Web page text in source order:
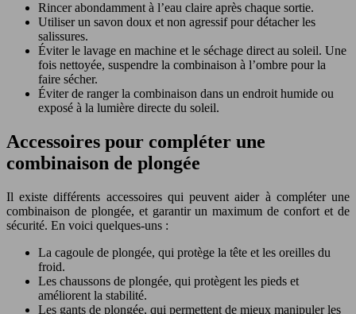
Rincer abondamment à l’eau claire après chaque sortie.
Utiliser un savon doux et non agressif pour détacher les
salissures.
Éviter le lavage en machine et le séchage direct au soleil. Une
fois nettoyée, suspendre la combinaison à l’ombre pour la
faire sécher.
Éviter de ranger la combinaison dans un endroit humide ou
exposé à la lumière directe du soleil.
Accessoires pour compléter une
combinaison de plongée
Il existe différents accessoires qui peuvent aider à compléter une
combinaison de plongée, et garantir un maximum de confort et de
sécurité. En voici quelques-uns :
La cagoule de plongée, qui protège la tête et les oreilles du
froid.
Les chaussons de plongée, qui protègent les pieds et
améliorent la stabilité.
Les gants de plongée, qui permettent de mieux manipuler les